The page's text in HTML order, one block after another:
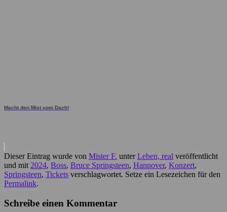
Macht den Mist vom Dach!
Dieser Eintrag wurde von Mister F. unterLeben, real veröffentlicht
und mit2024, Boss, Bruce Springsteen, Hannover, Konzert,
Springsteen, Tickets verschlagwortet. Setze ein Lesezeichen für den
Permalink.
Schreibe einen Kommentar